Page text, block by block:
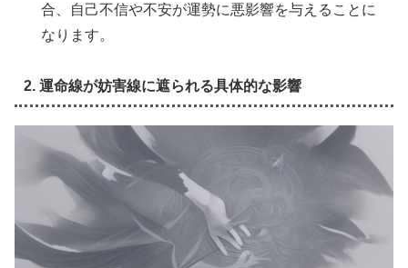
合、自己不信や不安が運勢に悪影響を与えることに
なります。
2. 運命線が妨害線に遮られる具体的な影響